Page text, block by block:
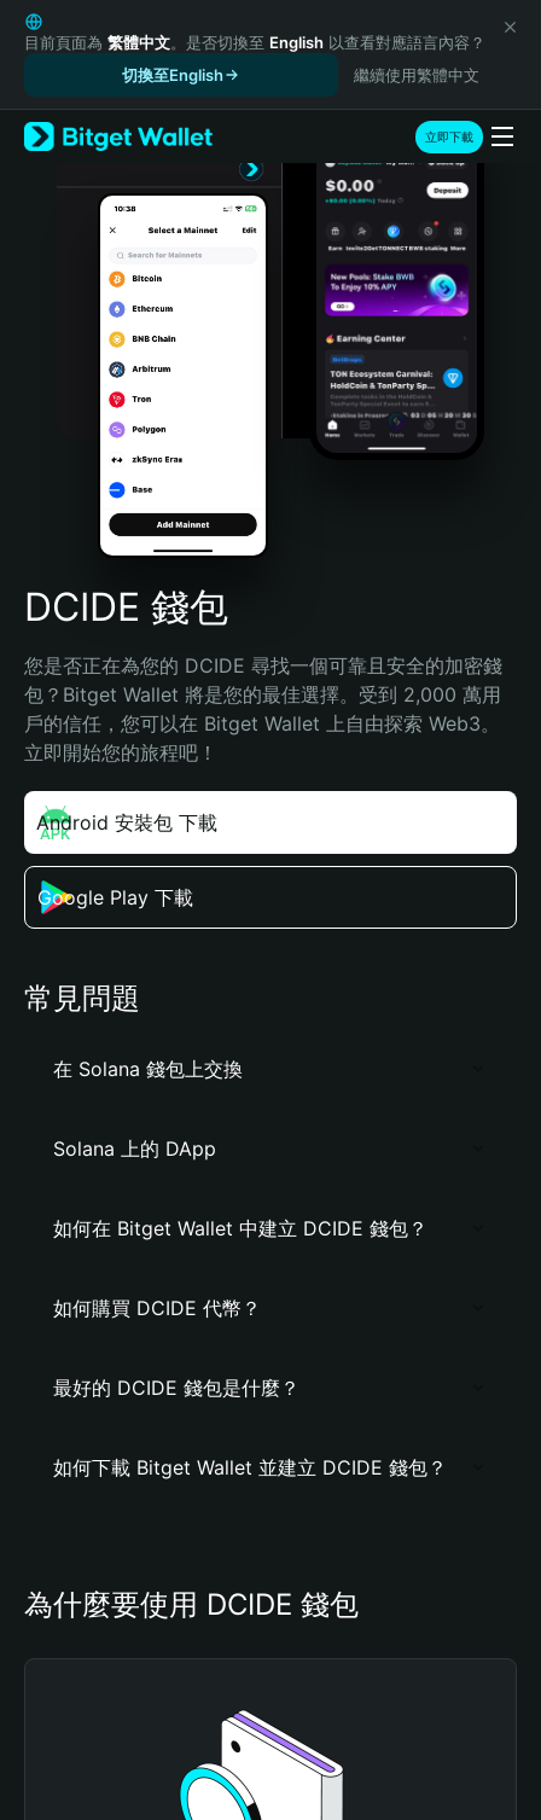
English
日本語
Русский
Español (Latinoamérica)
Türkçe
Português (Portugal)
Bahasa Indonesia
Português (Brasil)
Español (Argentina)
目前頁面為 繁體中文。是否切換至 English 以查看對應語言內容？
切換至English
繼續使用繁體中文
立即下載
DCIDE 錢包
您是否正在為您的 DCIDE 尋找一個可靠且安全的加密錢
包？Bitget Wallet 將是您的最佳選擇。受到 2,000 萬用
戶的信任，您可以在 Bitget Wallet 上自由探索 Web3。
立即開始您的旅程吧！
Android 安裝包 下載
Google Play 下載
常見問題
在 Solana 錢包上交換
Solana 上的 DApp
如何在 Bitget Wallet 中建立 DCIDE 錢包？
如何購買 DCIDE 代幣？
最好的 DCIDE 錢包是什麼？
如何下載 Bitget Wallet 並建立 DCIDE 錢包？
為什麼要使用 DCIDE 錢包